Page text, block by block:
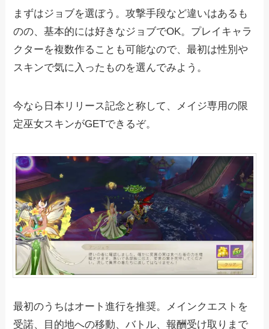
まずはジョブを選ぼう。攻撃手段など違いはあるも
のの、基本的には好きなジョブでOK。プレイキャラ
クターを複数作ることも可能なので、最初は性別や
スキンで気に入ったものを選んでみよう。
今なら日本リリース記念と称して、メイジ専用の限
定巫女スキンがGETできるぞ。
最初のうちはオート進行を推奨。メインクエストを
受諾、目的地への移動、バトル、報酬受け取りまで